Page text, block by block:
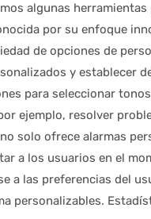
algunas
por su enfoque
de opciones de
y establecer
para seleccionar
ejemplo, resolver
solo ofrece alarmas
a los usuarios en el
a las preferencias del
personalizables.